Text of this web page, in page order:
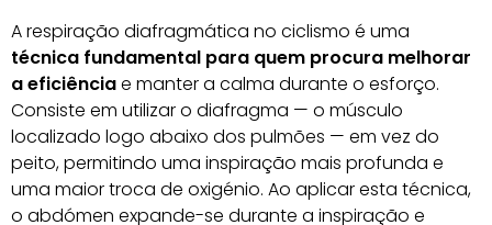
A respiração diafragmática no ciclismo é uma
técnica fundamental para quem procura melhorar
a eficiênciae manter a calma durante o esforço.
Consiste em utilizar o diafragma — o músculo
localizado logo abaixo dos pulmões — em vez do
peito, permitindo uma inspiração mais profunda e
uma maior troca de oxigénio. Ao aplicar esta técnica,
o abdómen expande-se durante a inspiração e